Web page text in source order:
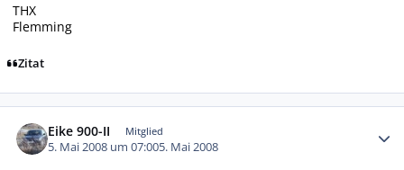
THX
Flemming
Zitat
Eike 900-II Mitglied
5. Mai 2008 um 07:005. Mai 2008